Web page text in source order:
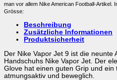
man vor allem Nike American Football-Artikel.
Grösse:
Beschreibung
Zusätzliche Informationen
Produktsicherheit
Der Nike Vapor Jet 9 ist die neunte
Handschuhs Nike Vapor Jet. Der
Glove hat einen guten Grip und
atmungsaktiv und beweglich.